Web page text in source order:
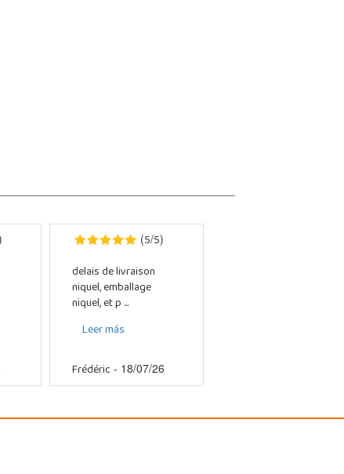
(5/5)
delais de livraison
niquel, emballage
niquel, et p ...
Leer más
Frédéric- 18/07/26